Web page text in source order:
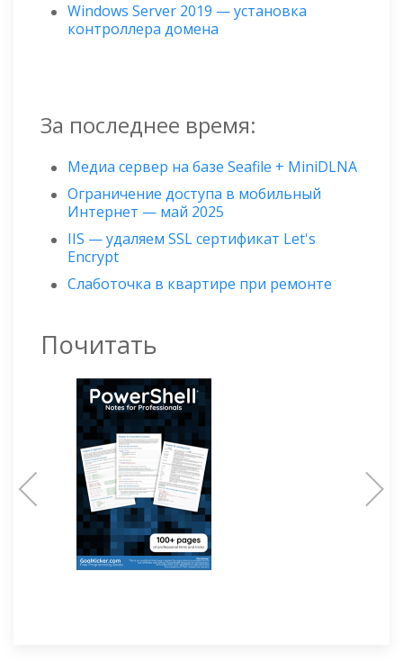
Windows Server 2019 — установка
контроллера домена
За последнее время:
Медиа сервер на базе Seafile + MiniDLNA
Ограничение доступа в мобильный
Интернет — май 2025
IIS — удаляем SSL сертификат Let's
Encrypt
Слаботочка в квартире при ремонте
Почитать